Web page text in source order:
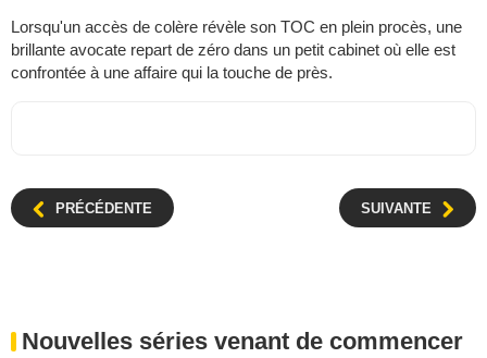
Lorsqu'un accès de colère révèle son TOC en plein procès, une
brillante avocate repart de zéro dans un petit cabinet où elle est
confrontée à une affaire qui la touche de près.
PRÉCÉDENTE SUIVANTE
Nouvelles séries venant de commencer